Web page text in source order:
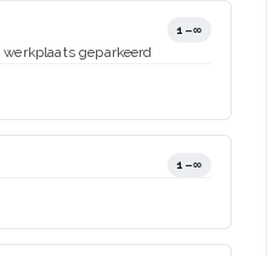
1–∞
geparkeerd
1–∞